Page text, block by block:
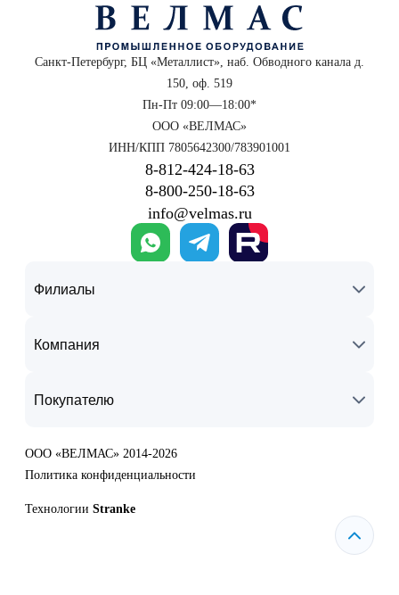
Санкт-Петербург, БЦ «Металлист», наб. Обводного канала д.
150, оф. 519
Пн-Пт 09:00—18:00*
ООО «ВЕЛМАС»
ИНН/КПП 7805642300/783901001
8‑812‑424‑18‑63
8‑800‑250‑18‑63
info@velmas.ru
Филиалы
Компания
Покупателю
ООО «ВЕЛМАС» 2014-2026
Политика конфиденциальности
Технологии Stranke